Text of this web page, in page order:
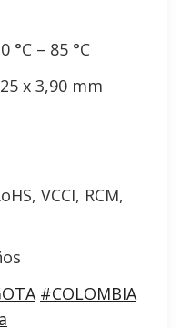
– 85 °C
x 3,90 mm
VCCI, RCM,
#COLOMBIA